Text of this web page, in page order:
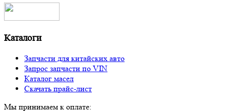
Каталоги
Запчасти для китайских авто
Запрос запчасти по VIN
Каталог масел
Скачать прайс-лист
Мы принимаем к оплате: